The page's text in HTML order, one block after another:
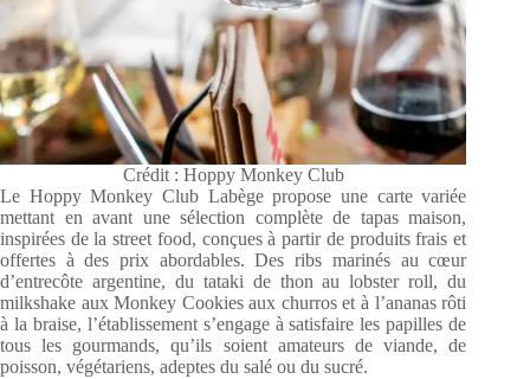
Crédit : Hoppy Monkey Club
Le Hoppy Monkey Club Labège propose une carte variée
mettant en avant une sélection complète de tapas maison,
inspirées de la street food, conçues à partir de produits frais et
offertes à des prix abordables. Des ribs marinés au cœur
d’entrecôte argentine, du tataki de thon au lobster roll, du
milkshake aux Monkey Cookies aux churros et à l’ananas rôti
à la braise, l’établissement s’engage à satisfaire les papilles de
tous les gourmands, qu’ils soient amateurs de viande, de
poisson, végétariens, adeptes du salé ou du sucré.